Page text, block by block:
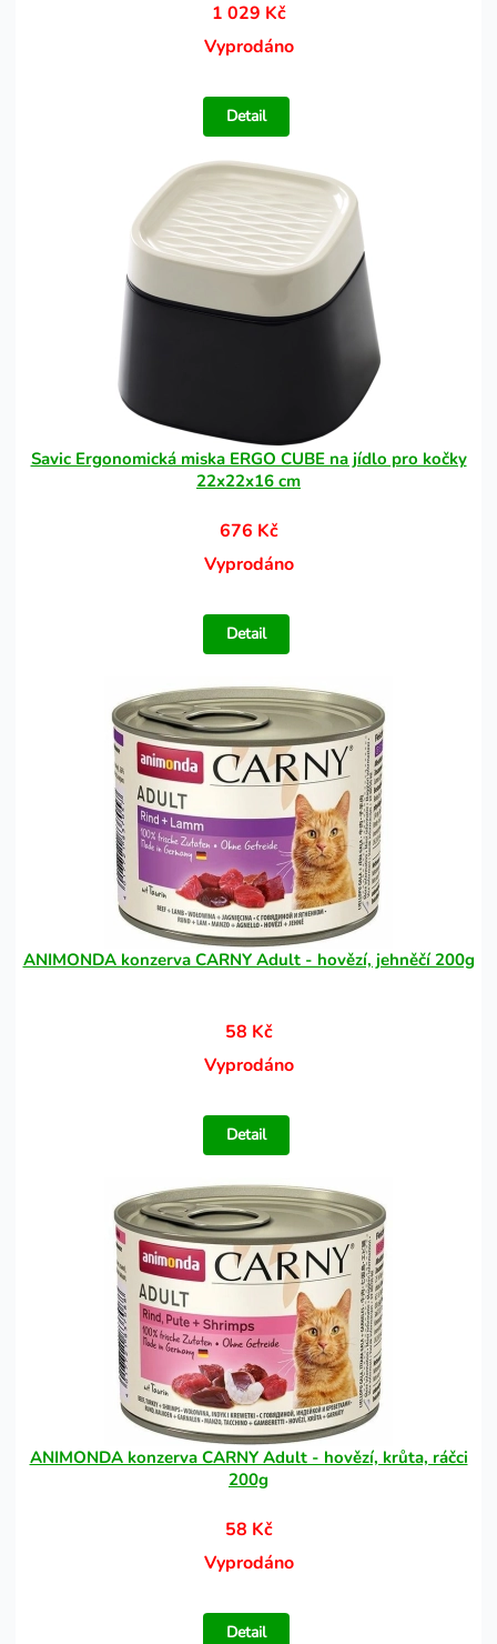
1 029 Kč
Vyprodáno
Detail
Savic Ergonomická miska ERGO CUBE na jídlo pro kočky
22x22x16 cm
676 Kč
Vyprodáno
Detail
ANIMONDA konzerva CARNY Adult - hovězí, jehněčí 200g
58 Kč
Vyprodáno
Detail
ANIMONDA konzerva CARNY Adult - hovězí, krůta, ráčci
200g
58 Kč
Vyprodáno
Detail